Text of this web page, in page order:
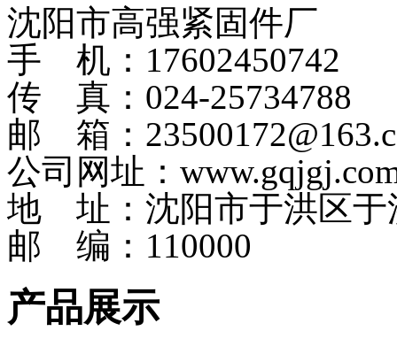
沈阳市高强紧固件厂
手 机：17602450742
传 真：024-25734788
邮 箱：
公司网址：
地 址：沈阳市于洪区于
邮 编：110000
产品展示